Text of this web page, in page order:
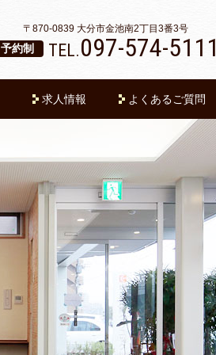
〒870-0839 大分市金池南2丁目3番3号
予約制 TEL.097-574-5111
求人情報 よくあるご質問